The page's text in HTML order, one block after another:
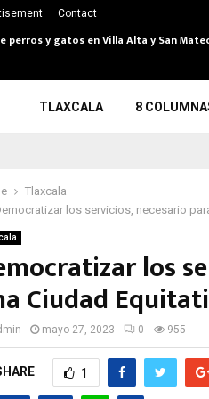
Contact
perros y gatos en Villa Alta y San
TLAXCALA 8
Tlaxcala
los servicios, necesario
los
Ciudad
mayo 27, 2023 0 955
1